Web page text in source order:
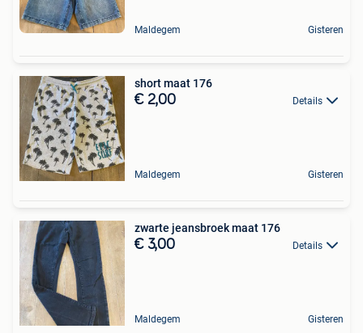
Maldegem Gisteren
short maat 176
€ 2,00 Details
Maldegem Gisteren
zwarte jeansbroek maat 176
€ 3,00 Details
Maldegem Gisteren